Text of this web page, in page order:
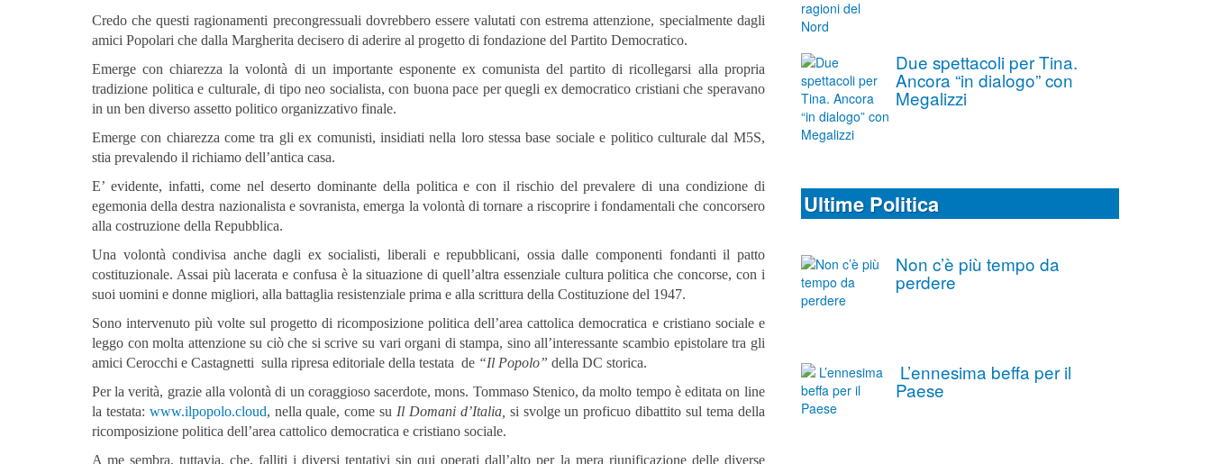
Credo che questi ragionamenti precongressuali dovrebbero essere valutati con estrema attenzione, specialmente dagli
amici Popolari che dalla Margherita decisero di aderire al progetto di fondazione del Partito Democratico.
Emerge con chiarezza la volontà di un importante esponente ex comunista del partito di ricollegarsi alla propria
tradizione politica e culturale, di tipo neo socialista, con buona pace per quegli ex democratico cristiani che speravano
in un ben diverso assetto politico organizzativo finale.
Emerge con chiarezza come tra gli ex comunisti, insidiati nella loro stessa base sociale e politico culturale dal M5S,
stia prevalendo il richiamo dell’antica casa.
E’ evidente, infatti, come nel deserto dominante della politica e con il rischio del prevalere di una condizione di
egemonia della destra nazionalista e sovranista, emerga la volontà di tornare a riscoprire i fondamentali che concorsero
alla costruzione della Repubblica.
Una volontà condivisa anche dagli ex socialisti, liberali e repubblicani, ossia dalle componenti fondanti il patto
costituzionale. Assai più lacerata e confusa è la situazione di quell’altra essenziale cultura politica che concorse, con i
suoi uomini e donne migliori, alla battaglia resistenziale prima e alla scrittura della Costituzione del 1947.
Sono intervenuto più volte sul progetto di ricomposizione politica dell’area cattolica democratica e cristiano sociale e
leggo con molta attenzione su ciò che si scrive su vari organi di stampa, sino all’interessante scambio epistolare tra gli
amici Cerocchi e Castagnetti sulla ripresa editoriale della testata de “Il Popolo” della DC storica.
Per la verità, grazie alla volontà di un coraggioso sacerdote, mons. Tommaso Stenico, da molto tempo è editata on line
la testata: www.ilpopolo.cloud, nella quale, come su Il Domani d’Italia, si svolge un proficuo dibattito sul tema della
ricomposizione politica dell’area cattolico democratica e cristiano sociale.
A me sembra, tuttavia, che, falliti i diversi tentativi sin qui operati dall’alto per la mera riunificazione delle diverse
Due spettacoli per Tina.
Ancora “in dialogo” con
Megalizzi
Ultime Politica
Non c’è più tempo da
perdere
L’ennesima beffa per il
Paese